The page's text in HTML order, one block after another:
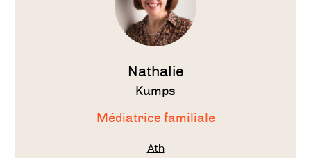
Nathalie
Kumps
Médiatrice familiale
Ath